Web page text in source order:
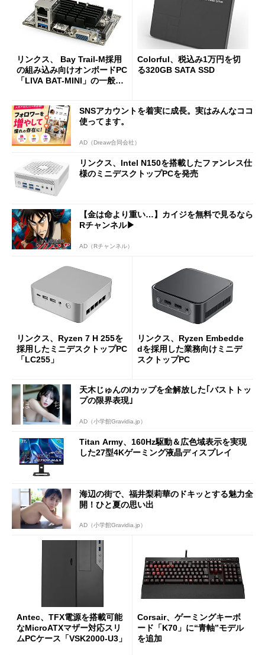
リンクス、 Bay Trail-M採用
の組み込み向けオンボードPC
「LIVA BAT-MINI」の一般販
Colorful、税込み1万円を切
る320GB SATA SSD
SNSアカウントを着実に成長。実はみんなココ
使ってます。
AD（Dreaw合同会社）
リンクス、Intel N150を搭載したファンレス仕
様のミニデスクトップPCを発売
【金は命より重い…】カイジを無料で見るなら
Rチャンネル▶︎
AD（Rチャンネル）
リンクス、Ryzen 7 H 255を
採用したミニデスクトップPC
「LC255」
リンクス、Ryzen Embedde
dを採用した業務向けミニデ
スクトップPC
天木じゅんのIカップを全解放した｢バストトッ
プの限界表現｣
AD（小学館Gravidia.jp）
Titan Army、160Hz駆動＆広色域表示を実現
した27型4Kゲーミング液晶ディスプレイ
海辺の街で、福井梨莉華のドキッとする魅力全
開！ひと夏の思い出
AD（小学館Gravidia.jp）
Antec、TFX電源を搭載可能
なMicroATXマザー対応スリ
ムPCケース「VSK2000-U3」
Corsair、ゲーミングキーボ
ード「K70」に“青軸”モデル
を追加